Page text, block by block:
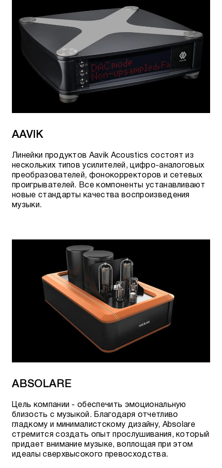
По телефону:+7 495 920 20 10
В мессенджерах:Telegram WhatsApp ;
По электронной почте:team@rovsky.audio
Нажав кнопку - "посетить шоурум".
AAVIK
Линейки продуктов Aavik Acoustics состоят из
нескольких типов усилителей, цифро-аналоговых
преобразователей, фонокорректоров и сетевых
проигрывателей. Все компоненты устанавливают
новые стандарты качества воспроизведения
музыки.
ABSOLARE
Цель компании - обеспечить эмоциональную
близость с музыкой. Благодаря отчетливо
гладкому и минималистскому дизайну, Absolare
стремится создать опыт прослушивания, который
придает внимание музыке, воплощая при этом
идеалы сверхвысокого превосходства.